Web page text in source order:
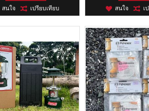
สนใจ เปรียบเทียบ สนใจ เ